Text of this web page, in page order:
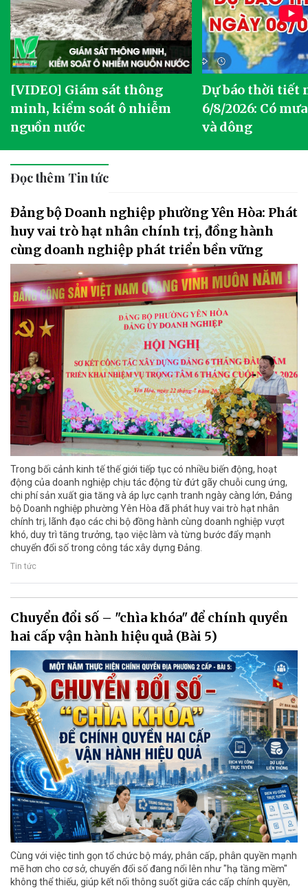
[VIDEO] Giám sát thông
minh, kiểm soát ô nhiễm
nguồn nước
Dự báo thời tiết
6/8/2026: Có
và dông
Đọc thêm Tin tức
Đảng bộ Doanh nghiệp phường Yên Hòa: Phát
huy vai trò hạt nhân chính trị, đồng hành
cùng doanh nghiệp phát triển bền vững
Trong bối cảnh kinh tế thế giới tiếp tục có nhiều biến động, hoạt
động của doanh nghiệp chịu tác động từ đứt gãy chuỗi cung ứng,
chi phí sản xuất gia tăng và áp lực cạnh tranh ngày càng lớn, Đảng
bộ Doanh nghiệp phường Yên Hòa đã phát huy vai trò hạt nhân
chính trị, lãnh đạo các chi bộ đồng hành cùng doanh nghiệp vượt
khó, duy trì tăng trưởng, tạo việc làm và từng bước đẩy mạnh
chuyển đổi số trong công tác xây dựng Đảng.
Tin tức
Chuyển đổi số – "chìa khóa" để chính quyền
hai cấp vận hành hiệu quả (Bài 5)
Cùng với việc tinh gọn tổ chức bộ máy, phân cấp, phân quyền mạnh
mẽ hơn cho cơ sở, chuyển đổi số đang nổi lên như "hạ tầng mềm"
không thể thiếu, giúp kết nối thông suốt giữa các cấp chính quyền,